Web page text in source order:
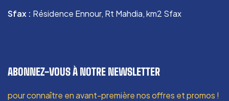
Sfax : Résidence Ennour, Rt Mahdia, km2 Sfax
ABONNEZ-VOUS À NOTRE NEWSLETTER
pour connaître en avant-première nos offres et promos !